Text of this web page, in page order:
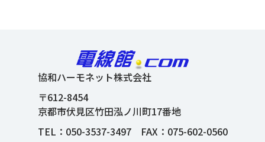
協和ハーモネット株式会社
〒612-8454
京都市伏見区竹田泓ノ川町17番地
TEL： 050-3537-3497FAX：075-602-0560